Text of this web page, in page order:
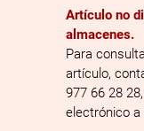
Artículo no
almacenes.
Para
artículo,
977 66 28
electrónico a